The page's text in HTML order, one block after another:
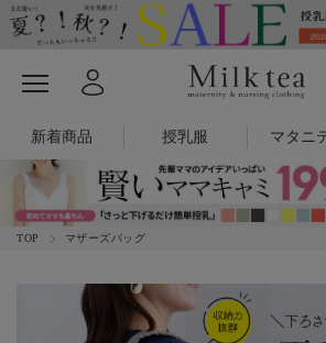
新着商品 授乳服 マタニ
TOP マザーズバッグ